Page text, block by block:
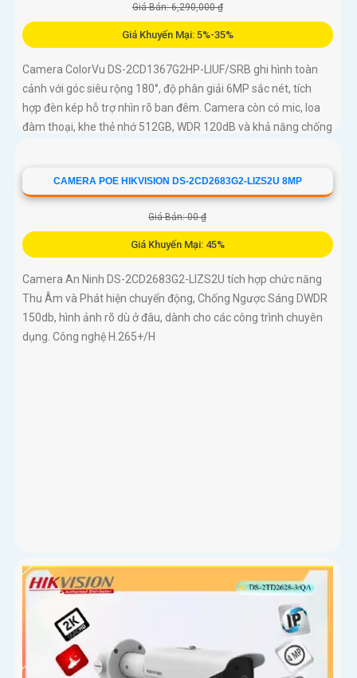
Giá Bán: 6,290,000 ₫
Giá Khuyến Mại: 5%-35%
Camera ColorVu DS-2CD1367G2HP-LIUF/SRB ghi hình toàn
cảnh với góc siêu rộng 180°, độ phân giải 6MP sắc nét, tích
hợp đèn kép hỗ trợ nhìn rõ ban đêm. Camera còn có mic, loa
đàm thoại, khe thẻ nhớ 512GB, WDR 120dB và khả năng chống
CAMERA POE HIKVISION DS-2CD2683G2-LIZS2U 8MP
Giá Bán: 00 ₫
Giá Khuyến Mại: 45%
Camera An Ninh DS-2CD2683G2-LIZS2U tích hợp chức năng
Thu Âm và Phát hiện chuyển động, Chống Ngược Sáng DWDR
150db, hình ảnh rõ dù ở đâu, dành cho các công trình chuyên
dụng. Công nghệ H.265+/H